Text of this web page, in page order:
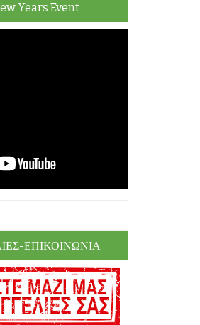
Years Event
ΕΠΙΚΟΙΝΩΝΙΑ